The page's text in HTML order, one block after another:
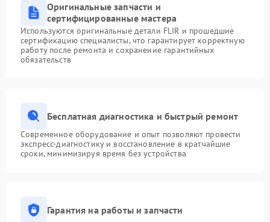
Оригинальные запчасти и
сертифицированные мастера
Используются оригинальные детали FLIR и прошедшие
сертификацию специалисты, что гарантирует корректную
работу после ремонта и сохранение гарантийных
обязательств
Бесплатная диагностика и быстрый ремонт
Современное оборудование и опыт позволяют провести
экспресс-диагностику и восстановление в кратчайшие
сроки, минимизируя время без устройства
Гарантия на работы и запчасти